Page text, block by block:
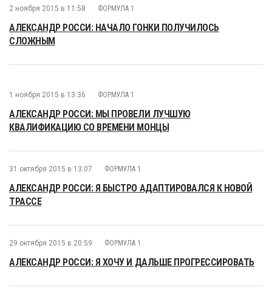
2 ноября 2015 в 11:58 ФОРМУЛА 1
АЛЕКСАНДР РОССИ: НАЧАЛО ГОНКИ ПОЛУЧИЛОСЬ
СЛОЖНЫМ
1 ноября 2015 в 13:36 ФОРМУЛА 1
АЛЕКСАНДР РОССИ: МЫ ПРОВЕЛИ ЛУЧШУЮ
КВАЛИФИКАЦИЮ СО ВРЕМЕНИ МОНЦЫ
31 октября 2015 в 13:07 ФОРМУЛА 1
АЛЕКСАНДР РОССИ: Я БЫСТРО АДАПТИРОВАЛСЯ К НОВОЙ
ТРАССЕ
29 октября 2015 в 20:59 ФОРМУЛА 1
АЛЕКСАНДР РОССИ: Я ХОЧУ И ДАЛЬШЕ ПРОГРЕССИРОВАТЬ